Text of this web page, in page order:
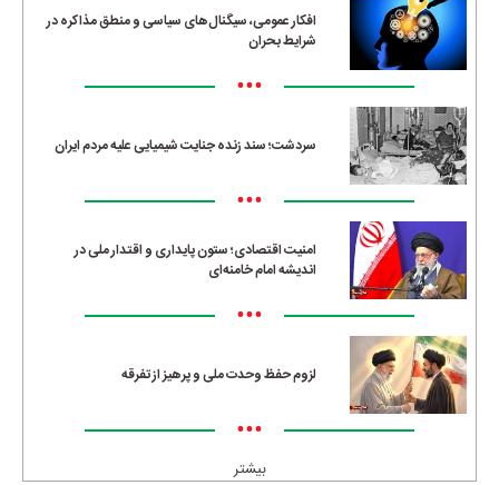
افکار عمومی، سیگنال‌های سیاسی و منطق مذاکره در
شرایط بحران
•••
سردشت؛ سند زنده جنایت شیمیایی علیه مردم ایران
•••
امنیت اقتصادی؛ ستون پایداری و اقتدار ملی در
اندیشه امام خامنه‌ای
•••
لزوم حفظ وحدت ملی و پرهیز از تفرقه
•••
بیشتر